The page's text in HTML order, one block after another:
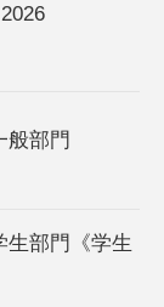
般部門
生部門《学生